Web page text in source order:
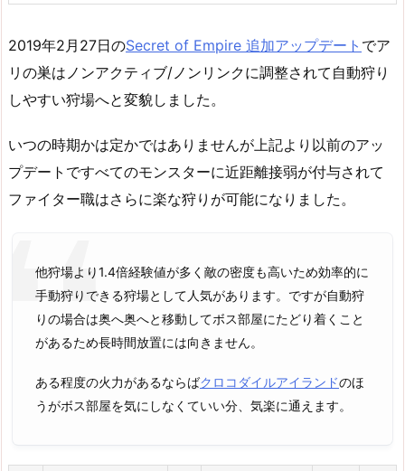
2019年2月27日のSecret of Empire 追加アップデート でア
リの巣はノンアクティブ/ノンリンクに調整されて自動狩り
しやすい狩場へと変貌しました。
いつの時期かは定かではありませんが上記より以前のアッ
プデートですべてのモンスターに近距離接弱が付与されて
ファイター職はさらに楽な狩りが可能になりました。
他狩場より1.4倍経験値が多く敵の密度も高いため効率的に
手動狩りできる狩場として人気があります。ですが自動狩
りの場合は奥へ奥へと移動してボス部屋にたどり着くこと
があるため長時間放置には向きません。
ある程度の火力があるならばクロコダイルアイランドのほ
うがボス部屋を気にしなくていい分、気楽に通えます。